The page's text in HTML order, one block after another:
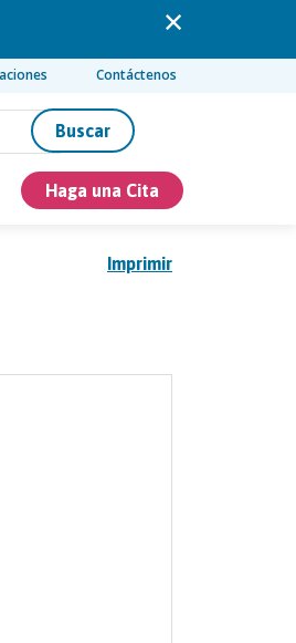
Contáctenos
Buscar
Haga una Cita
Imprimir